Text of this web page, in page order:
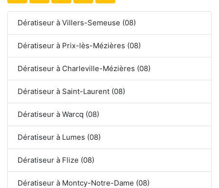
Dératiseur à Villers-Semeuse (08)
Dératiseur à Prix-lès-Mézières (08)
Dératiseur à Charleville-Mézières (08)
Dératiseur à Saint-Laurent (08)
Dératiseur à Warcq (08)
Dératiseur à Lumes (08)
Dératiseur à Flize (08)
Dératiseur à Montcy-Notre-Dame (08)